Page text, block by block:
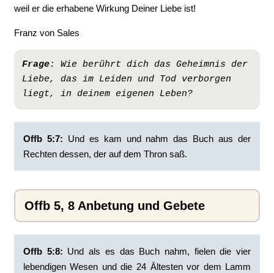
weil er die erhabene Wirkung Deiner Liebe ist!
Franz von Sales
Frage:
Wie berührt dich das Geheimnis der
Liebe, das im Leiden und Tod verborgen
liegt, in deinem eigenen Leben?
Offb 5:7: ‭ Und es kam und nahm das Buch aus der
Rechten dessen, der auf dem Thron saß.
Offb 5, 8 Anbetung und Gebete
Offb 5:8: ‭Und als es das Buch nahm, fielen die vier
lebendigen Wesen und die 24 Ältesten vor dem Lamm